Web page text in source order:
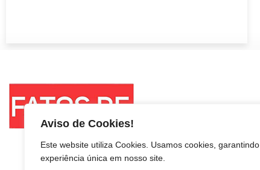
Aviso de Cookies!
Este website utiliza Cookies. Usamos cookies, garantindo
experiência única em nosso site.